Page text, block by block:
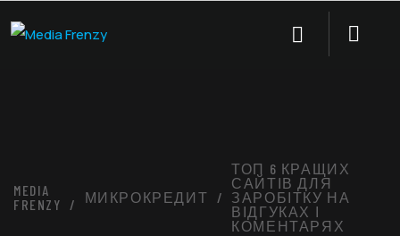
MEDIA
FRENZY
МИКРОКРЕДИТ
ТОП 6 КРАЩИХ
САЙТІВ ДЛЯ
ЗАРОБІТКУ НА
ВІДГУКАХ І
КОМЕНТАРЯХ